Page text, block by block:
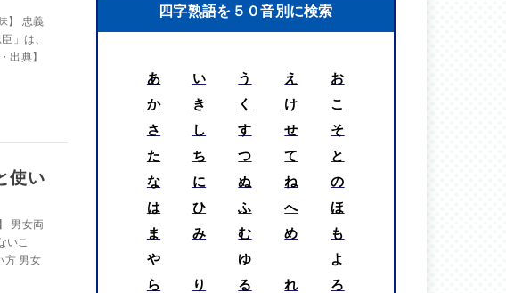
】 忠義
」は、
出典】
使い
男女両
いこ
方 男女
四字熟語を５０音別に検索
あ い う え
お
か
き く け
こ
さ
し す せ
そ
た
ち つ て
と
な
に ぬ ね
の
は
ひ ふ へ
ほ
ま
み む め
も
や
ゆ
よ
ら
り る れ
ろ